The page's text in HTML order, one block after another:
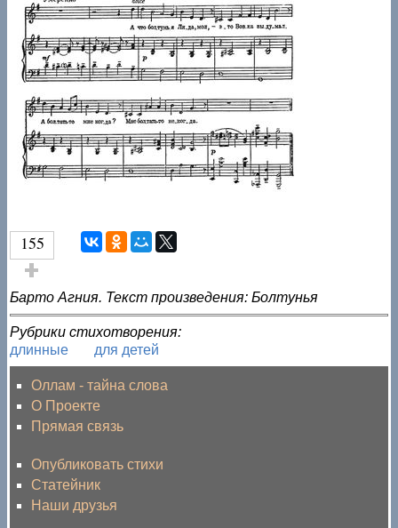
155
Голос за!
Барто Агния. Текст произведения: Болтунья
Рубрики стихотворения:
длинные
для детей
Оллам - тайна слова
О Проекте
Прямая связь
Опубликовать стихи
Статейник
Наши друзья